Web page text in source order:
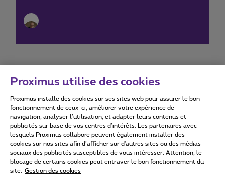
Conditions d'utilisation Accessibility statement
Tous droits réservés. © 2026 Proximus
Conditions générales, info consommateur
Proximus utilise des cookies
Proximus installe des cookies sur ses sites web pour assurer le bon
fonctionnement de ceux-ci, améliorer votre expérience de
navigation, analyser l’utilisation, et adapter leurs contenus et
publicités sur base de vos centres d’intérêts. Les partenaires avec
lesquels Proximus collabore peuvent également installer des
cookies sur nos sites afin d’afficher sur d'autres sites ou des médias
sociaux des publicités susceptibles de vous intéresser. Attention, le
blocage de certains cookies peut entraver le bon fonctionnement du
site.
Gestion des cookies